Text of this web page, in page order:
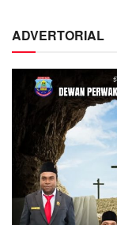
ADVERTORIAL